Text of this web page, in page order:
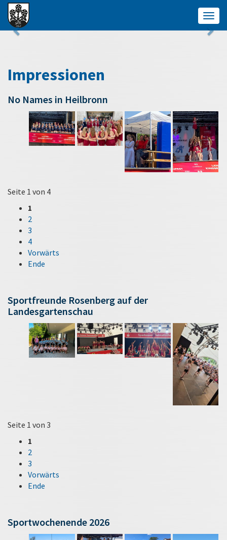
Impressionen
No Names in Heilbronn
Seite 1 von 4
1
2
3
4
Vorwärts
Ende
Sportfreunde Rosenberg auf der
Landesgartenschau
Seite 1 von 3
1
2
3
Vorwärts
Ende
Sportwochenende 2026